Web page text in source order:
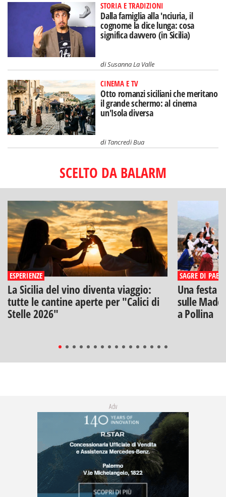
STORIA E TRADIZIONI
Dalla famiglia alla 'nciuria, il
cognome la dice lunga: cosa
significa davvero (in Sicilia)
diSusanna La Valle
CINEMA E TV
Otto romanzi siciliani che meritano
il grande schermo: al cinema
un'Isola diversa
diTancredi Bua
SCELTO DA BALARM
ESPERIENZE
La Sicilia del vino diventa viaggio:
tutte le cantine aperte per "Calici di
Stelle 2026"
SAGRE DI PAESE
Una festa
sulle
a Pollina
Adv